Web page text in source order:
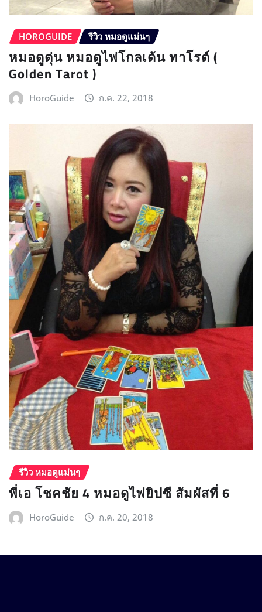
HOROGUIDE รีวิว หมอดูแม่นๆ
หมอดูตุ่น หมอดูไพ่โกลเด้น ทาโรต์ (
Golden Tarot )
HoroGuide ก.ค. 22, 2018
รีวิว หมอดูแม่นๆ
พี่เอ โชคชัย 4 หมอดูไพ่ยิปซี สัมผัสที่ 6
HoroGuide ก.ค. 20, 2018